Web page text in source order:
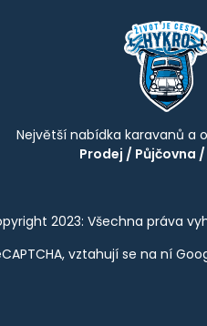
Největší nabídka karavanů a
Prodej / Půjčovna /
2023: Všechna práva
vztahují se na ní